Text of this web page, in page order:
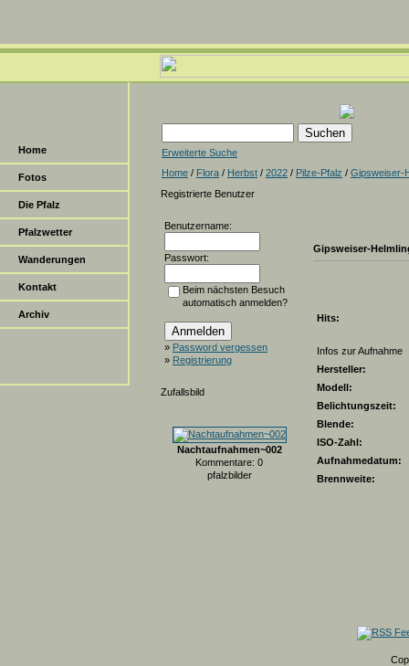
Home
Fotos
Die Pfalz
Pfalzwetter
Wanderungen
Kontakt
Archiv
Erweiterte Suche
Home / Flora / Herbst / 2022 / Pilze-Pfalz / Gipsweiser-
Registrierte Benutzer
Benutzername:
Passwort:
Beim nächsten Besuch
automatisch anmelden?
» Password vergessen
» Registrierung
Zufallsbild
Nachtaufnahmen~002
Kommentare: 0
pfalzbilder
Gipsweiser-
Hits:
Infos zur Aufnahme
Hersteller:
Modell:
Belichtungszeit:
Blende:
ISO-Zahl:
Aufnahmedatum:
Brennweite: